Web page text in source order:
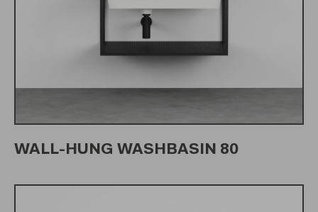
WALL-HUNG WASHBASIN 80